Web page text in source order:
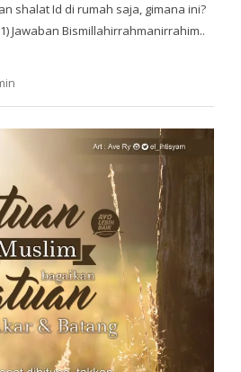
shalat Id di rumah saja, gimana ini?
Jawaban Bismillahirrahmanirrahim..